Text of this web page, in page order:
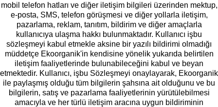
mobil telefon hatları ve diğer iletişim bilgileri üzerinden mektup,
e-posta, SMS, telefon görüşmesi ve diğer yollarla iletişim,
pazarlama, reklam, tanıtım, bildirim ve diğer amaçlarla
kullanıcıya ulaşma hakkı bulunmaktadır. Kullanıcı işbu
sözleşmeyi kabul etmekle aksine bir yazılı bildirimi olmadığı
müddetçe Ekoorganik'in kendisine yönelik yukarıda belirtilen
iletişim faaliyetlerinde bulunabileceğini kabul ve beyan
etmektedir. Kullanıcı, işbu Sözleşmeyi onaylayarak, Ekoorganik
ile paylaşmış olduğu tüm bilgilerin şahsına ait olduğunu ve bu
bilgilerin, satış ve pazarlama faaliyetlerinin yürütülebilmesi
amacıyla ve her türlü iletişim aracına uygun bildiriminin